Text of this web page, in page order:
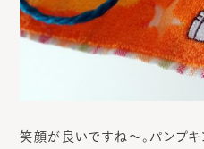
笑顔が良いですね～。パンプ